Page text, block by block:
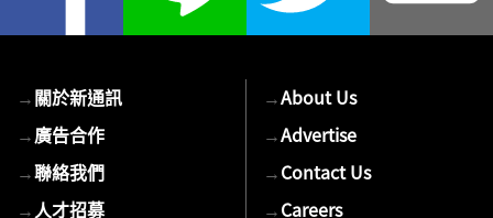
→關於新通訊
→廣告合作
→聯絡我們
→人才招募
→About Us
→Advertise
→Contact Us
→Careers